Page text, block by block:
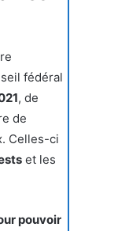
fédéral
, de
de
Celles-ci
et les
pouvoir